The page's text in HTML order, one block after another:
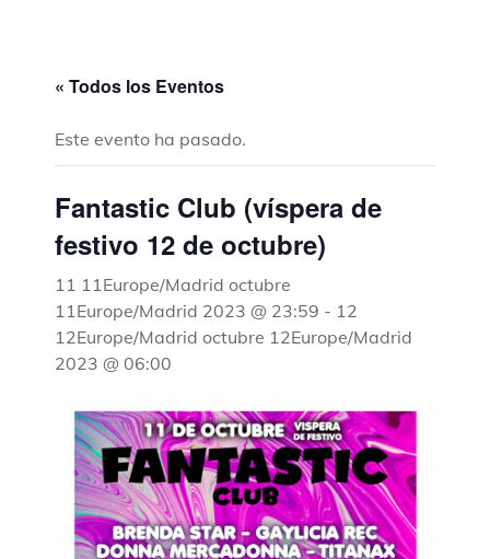
« Todos los Eventos
Este evento ha pasado.
Fantastic Club (víspera de
festivo 12 de octubre)
11 11Europe/Madrid octubre
11Europe/Madrid 2023 @ 23:59 - 12
12Europe/Madrid octubre 12Europe/Madrid
2023 @ 06:00